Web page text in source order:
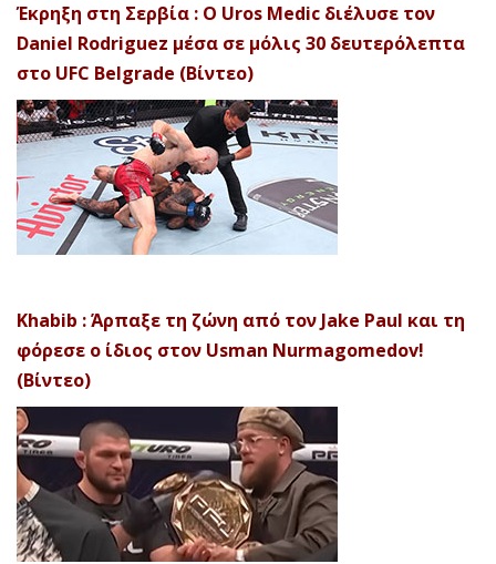
Έκρηξη στη Σερβία : Ο Uros Medic διέλυσε τον
Daniel Rodriguez μέσα σε μόλις 30 δευτερόλεπτα
στο UFC Belgrade (Βίντεο)
Khabib : Άρπαξε τη ζώνη από τον Jake Paul και τη
φόρεσε ο ίδιος στον Usman Nurmagomedov!
(Βίντεο)